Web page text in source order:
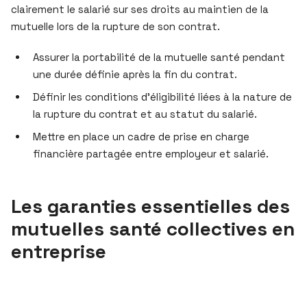
clairement le salarié sur ses droits au maintien de la
mutuelle lors de la rupture de son contrat.
Assurer la portabilité de la mutuelle santé pendant
une durée définie après la fin du contrat.
Définir les conditions d’éligibilité liées à la nature de
la rupture du contrat et au statut du salarié.
Mettre en place un cadre de prise en charge
financière partagée entre employeur et salarié.
Les garanties essentielles des
mutuelles santé collectives en
entreprise